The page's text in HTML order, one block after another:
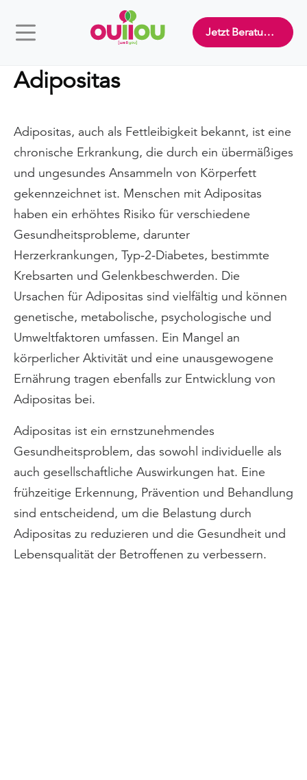
Jetzt Beratung buchen
Adipositas
Adipositas, auch als Fettleibigkeit bekannt, ist eine
chronische Erkrankung, die durch ein übermäßiges
und ungesundes Ansammeln von Körperfett
gekennzeichnet ist. Menschen mit Adipositas
haben ein erhöhtes Risiko für verschiedene
Gesundheitsprobleme, darunter
Herzerkrankungen, Typ-2-Diabetes, bestimmte
Krebsarten und Gelenkbeschwerden. Die
Ursachen für Adipositas sind vielfältig und können
genetische, metabolische, psychologische und
Umweltfaktoren umfassen. Ein Mangel an
körperlicher Aktivität und eine unausgewogene
Ernährung tragen ebenfalls zur Entwicklung von
Adipositas bei.
Adipositas ist ein ernstzunehmendes
Gesundheitsproblem, das sowohl individuelle als
auch gesellschaftliche Auswirkungen hat. Eine
frühzeitige Erkennung, Prävention und Behandlung
sind entscheidend, um die Belastung durch
Adipositas zu reduzieren und die Gesundheit und
Lebensqualität der Betroffenen zu verbessern.